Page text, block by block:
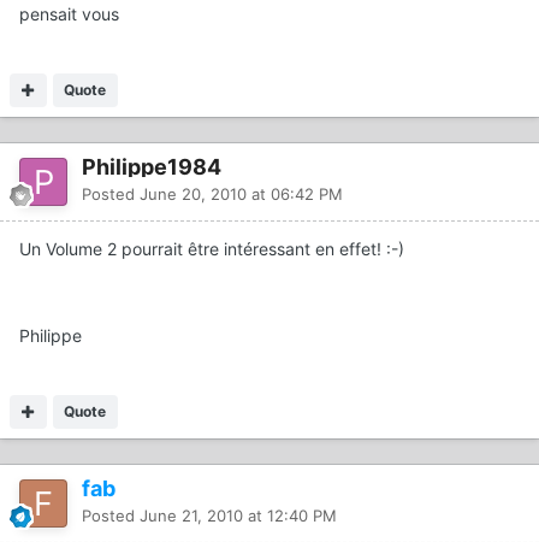
pensait vous
Quote
Philippe1984
Posted June 20, 2010 at 06:42 PM
Un Volume 2 pourrait être intéressant en effet! :-)
Philippe
Quote
fab
Posted June 21, 2010 at 12:40 PM